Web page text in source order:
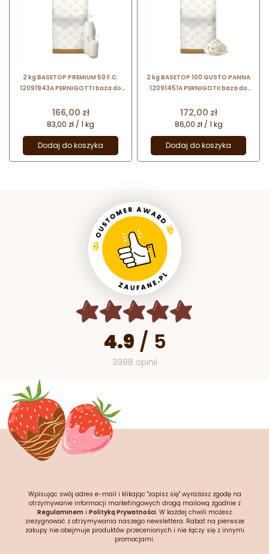
2 kg BASETOP PREMIUM 50 F.C.
12091943A PERNIGOTTI baza do
dodatku mleka i śmietany
Cena
166,00 zł
83,00 zł / 1 kg
Dodaj do koszyka
2 kg BASETOP 100 GUSTO PANNA
12091451A PERNIGOTII baza do
śmietankowym – zawiera tłuszcz
roślinny
Cena
172,00 zł
86,00 zł / 1 kg
Dodaj do koszyka
4.9 / 5
3988 opinii
Wpisując swój adres e-mail i klikając "zapisz się" wyrażasz zgodę na
otrzymywanie informacji marketingowych drogą mailową zgodnie z
Regulaminem i Polityką Prywatności. W każdej chwili możesz
zrezygnować z otrzymywania naszego newslettera. Rabat na pierwsze
zakupy nie obejmuje produktów przecenionych i nie łączy się z innymi
promocjami.